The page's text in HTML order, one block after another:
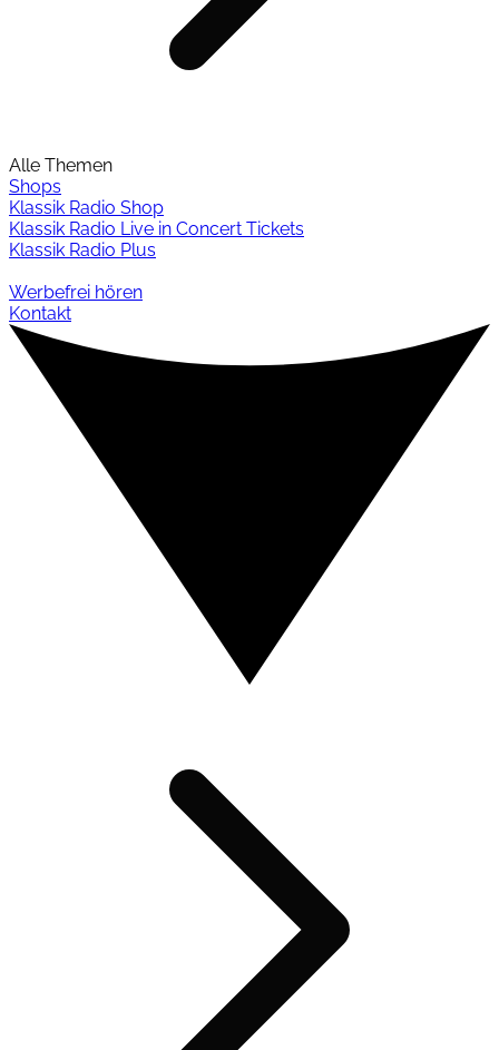
Alle Themen
Shops
Klassik Radio Shop
Klassik Radio Live in Concert Tickets
Klassik Radio Plus
Werbefrei hören
Kontakt